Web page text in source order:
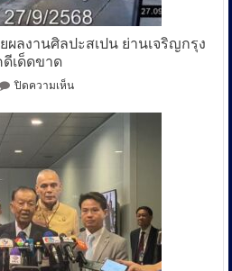
ลงานศิลปะสเปน ย่านเจริญกรุง
เด็ดขาด
ปิดความเห็นบน
มือ
พ่น
ทำลาย
ผล
งาน
ศิลปะ
สเปน